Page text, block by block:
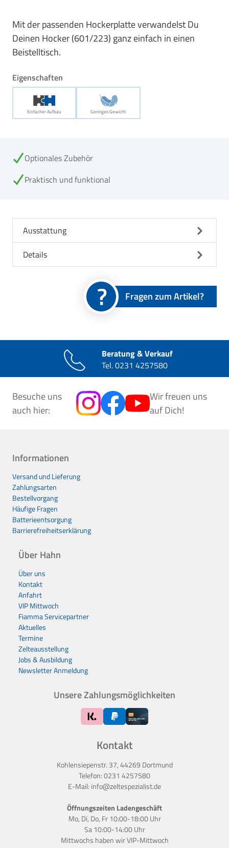
Mit der passenden Hockerplatte verwandelst Du
Deinen Hocker (601/223) ganz einfach in einen
Beistelltisch.
Eigenschaften
Einfacher Aufbau Geringes Gewicht
Optionales Zubehör
Praktisch und funktional
Ausstattung
Details
Fragen zum Artikel?
Beratung & Verkauf
Tel.0231 4257580
Besuche uns
auch hier:
Wir freuen uns
auf Dich!
Informationen
Versand und Lieferung
Zahlungsarten
Bestellvorgang
Häufige Fragen
Batterieentsorgung
Barrierefreiheitserklärung
Über Hahn
Über uns
Kontakt
Anfahrt
VIP Mittwoch
Fiamma Servicepartner
Aktuelles
Termine
Zelteausstellung
Jobs & Ausbildung
Newsletter Anmeldung
Kontakt
Kohlensiepenstr. 37, 44269 Dortmund
Telefon:0231 4257580
E-Mail: info@zeltespezialist.de
Öffnungszeiten Ladengeschäft
Mo, Di, Do, Fr 10:00-18:00 Uhr
Sa 10:00-14:00 Uhr
Mittwochs haben wirVIP-Mittwoch
Unsere Zahlungsmöglichkeiten